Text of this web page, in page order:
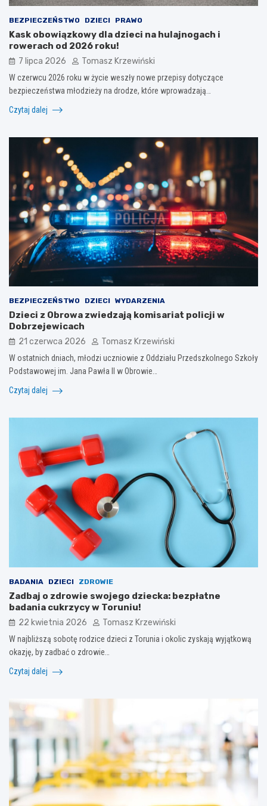
BEZPIECZEŃSTWO DZIECI PRAWO
Kask obowiązkowy dla dzieci na hulajnogach i
rowerach od 2026 roku!
7 lipca 2026 Tomasz Krzewiński
W czerwcu 2026 roku w życie weszły nowe przepisy dotyczące
bezpieczeństwa młodzieży na drodze, które wprowadzają…
Czytaj dalej
BEZPIECZEŃSTWO DZIECI WYDARZENIA
Dzieci z Obrowa zwiedzają komisariat policji w
Dobrzejewicach
21 czerwca 2026 Tomasz Krzewiński
W ostatnich dniach, młodzi uczniowie z Oddziału Przedszkolnego Szkoły
Podstawowej im. Jana Pawła II w Obrowie…
Czytaj dalej
BADANIA DZIECI ZDROWIE
Zadbaj o zdrowie swojego dziecka: bezpłatne
badania cukrzycy w Toruniu!
22 kwietnia 2026 Tomasz Krzewiński
W najbliższą sobotę rodzice dzieci z Torunia i okolic zyskają wyjątkową
okazję, by zadbać o zdrowie…
Czytaj dalej